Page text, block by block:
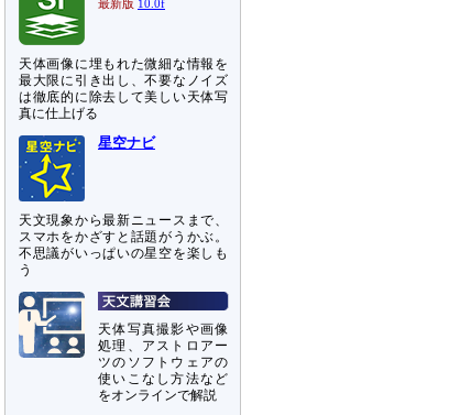
最新版 10.0f
天体画像に埋もれた微細な情報を
最大限に引き出し、不要なノイズ
は徹底的に除去して美しい天体写
真に仕上げる
星空ナビ
天文現象から最新ニュースまで、
スマホをかざすと話題がうかぶ。
不思議がいっぱいの星空を楽しも
う
天体写真撮影や画像
処理、アストロアー
ツのソフトウェアの
使いこなし方法など
をオンラインで解説